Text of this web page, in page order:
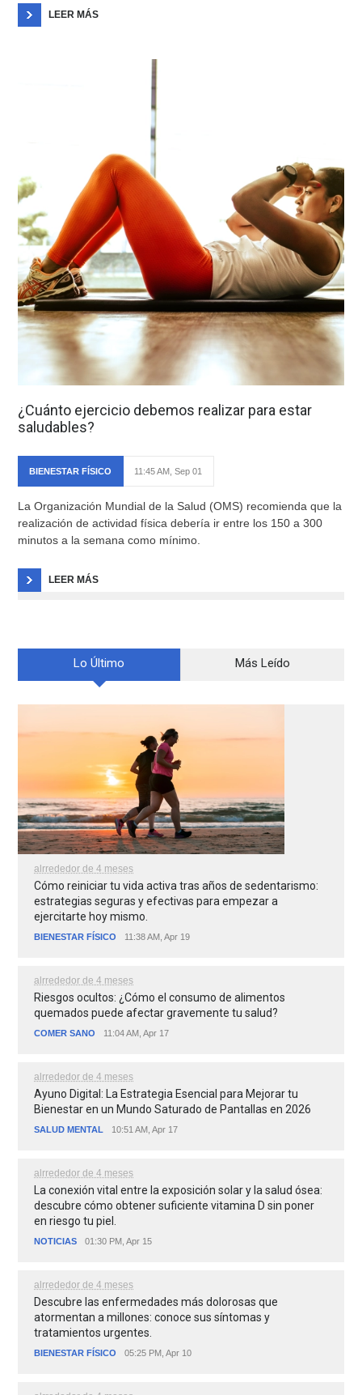
LEER MÁS
¿Cuánto ejercicio debemos realizar para estar
saludables?
BIENESTAR FÍSICO 11:45 AM, Sep 01
La Organización Mundial de la Salud (OMS) recomienda que la
realización de actividad física debería ir entre los 150 a 300
minutos a la semana como mínimo.
LEER MÁS
Lo Último Más Leído
alrrededor de 4 meses
Cómo reiniciar tu vida activa tras años de sedentarismo:
estrategias seguras y efectivas para empezar a
ejercitarte hoy mismo.
BIENESTAR FÍSICO 11:38 AM, Apr 19
alrrededor de 4 meses
Riesgos ocultos: ¿Cómo el consumo de alimentos
quemados puede afectar gravemente tu salud?
COMER SANO 11:04 AM, Apr 17
alrrededor de 4 meses
Ayuno Digital: La Estrategia Esencial para Mejorar tu
Bienestar en un Mundo Saturado de Pantallas en 2026
SALUD MENTAL 10:51 AM, Apr 17
alrrededor de 4 meses
La conexión vital entre la exposición solar y la salud ósea:
descubre cómo obtener suficiente vitamina D sin poner
en riesgo tu piel.
NOTICIAS 01:30 PM, Apr 15
alrrededor de 4 meses
Descubre las enfermedades más dolorosas que
atormentan a millones: conoce sus síntomas y
tratamientos urgentes.
BIENESTAR FÍSICO 05:25 PM, Apr 10